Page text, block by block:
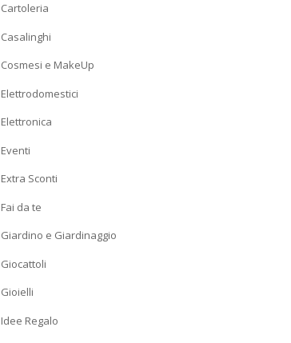
Cartoleria
Casalinghi
Cosmesi e MakeUp
Elettrodomestici
Elettronica
Eventi
Extra Sconti
Fai da te
Giardino e Giardinaggio
Giocattoli
Gioielli
Idee Regalo